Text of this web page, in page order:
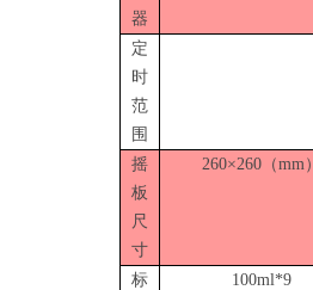
器
定
时
范
围
摇
板
尺
寸
260×260（mm）
标
100ml*9